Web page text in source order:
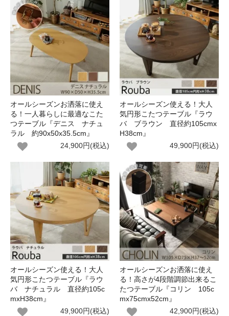
オールシーズンお洒落に使え
る！一人暮らしに最適なこた
つテーブル『デニス ナチュ
ラル 約90x50x35.5cm』
24,900円(税込)
オールシーズン使える！大人
気円形こたつテーブル『ラウ
バ ブラウン 直径約105cmx
H38cm』
49,900円(税込)
オールシーズン使える！大人
気円形こたつテーブル『ラウ
バ ナチュラル 直径約105c
mxH38cm』
49,900円(税込)
オールシーズンお洒落に使え
る！高さが4段階調節出来るこ
たつテーブル『コリン 105c
mx75cmx52cm』
42,900円(税込)